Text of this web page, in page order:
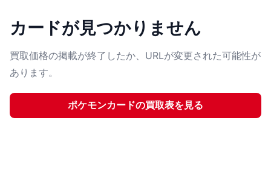
カードが見つかりません
買取価格の掲載が終了したか、URLが変更された可能性が
あります。
ポケモンカードの買取表を見る